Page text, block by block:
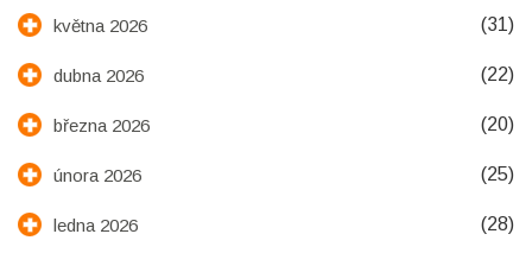
května 2026 (31)
dubna 2026 (22)
března 2026 (20)
února 2026 (25)
ledna 2026 (28)